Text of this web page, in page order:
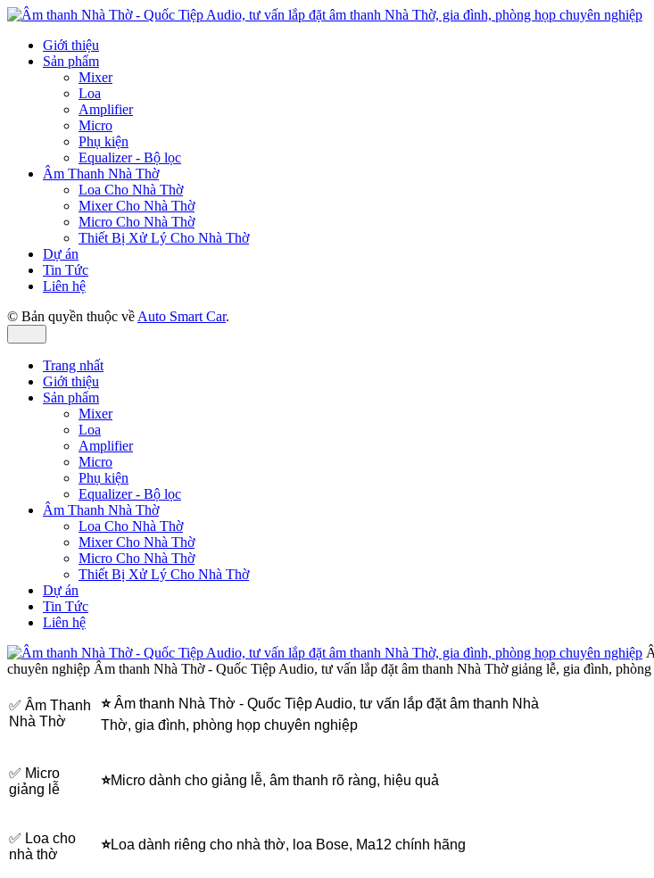
Giới thiệu
Sản phẩm
Mixer
Loa
Amplifier
Micro
Phụ kiện
Equalizer - Bộ lọc
Âm Thanh Nhà Thờ
Loa Cho Nhà Thờ
Mixer Cho Nhà Thờ
Micro Cho Nhà Thờ
Thiết Bị Xử Lý Cho Nhà Thờ
Dự án
Tin Tức
Liên hệ
© Bản quyền thuộc về Auto Smart Car.
Trang nhất
Giới thiệu
Sản phẩm
Mixer
Loa
Amplifier
Micro
Phụ kiện
Equalizer - Bộ lọc
Âm Thanh Nhà Thờ
Loa Cho Nhà Thờ
Mixer Cho Nhà Thờ
Micro Cho Nhà Thờ
Thiết Bị Xử Lý Cho Nhà Thờ
Dự án
Tin Tức
Liên hệ
chuyên nghiệp Âm thanh Nhà Thờ - Quốc Tiệp Audio, tư vấn lắp đặt âm thanh Nhà Thờ giảng lễ, gia đình,
✅ Âm Thanh
Nhà Thờ
⭐Âm thanh Nhà Thờ - Quốc Tiệp Audio, tư vấn lắp đặt âm thanh Nhà
Thờ, gia đình, phòng họp chuyên nghiệp
✅ Micro
giảng lễ
⭐Micro dành cho giảng lễ, âm thanh rõ ràng, hiệu quả
✅ Loa cho
nhà thờ
⭐Loa dành riêng cho nhà thờ, loa Bose, Ma12 chính hãng